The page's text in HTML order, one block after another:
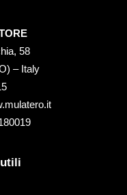
58
– Italy